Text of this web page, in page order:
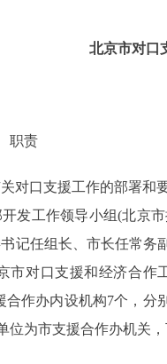
北京市对口
职责
口支援工作的部署和要
发工作领导小组(北京
记任组长、市长任常务
市对口支援和经济合作
合作办内设机构7个，
位为市支援合作办机关